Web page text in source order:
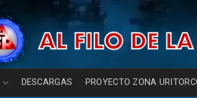
DESCARGAS PROYECTO ZONA